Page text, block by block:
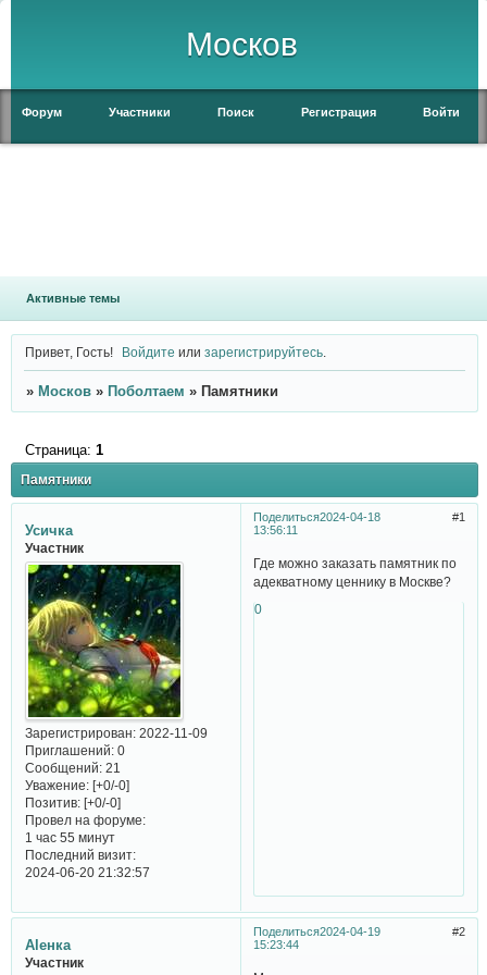
Москов
Форум Участники Поиск Регистрация Войти
Активные темы
Привет, Гость! Войдите илизарегистрируйтесь
» Москов » Поболтаем » Памятники
Памятники
Страница: 1
Поделиться 1
2024-04-18
13:56:11
Усичка
Участник
Зарегистрирован: 2022-11-09
Приглашений:0
Сообщений:21
Уважение: [+0/-0]
Позитив: [+0/-0]
Провел на форуме:
1 час 55 минут
Последний визит:
2024-06-20 21:32:57
Где можно заказать памятник по
адекватному ценнику в Москве?
0
Поделиться 2
2024-04-19
15:23:44
Аlенка
Участник